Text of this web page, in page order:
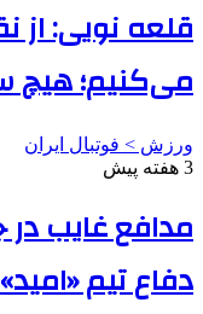
قلعه نویی: از
می‌کنیم؛ هیچ
ورزش > فوتبال ایران
3 هفته پیش
مدافع غایب
دفاع تیم